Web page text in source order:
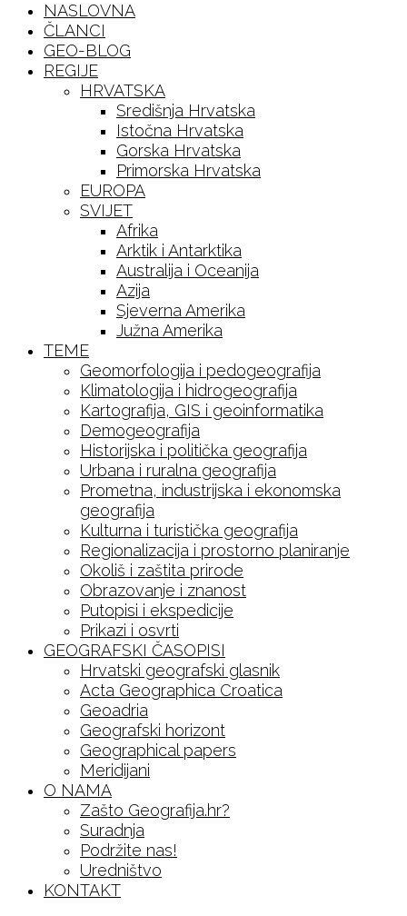
NASLOVNA
ČLANCI
GEO-BLOG
REGIJE
HRVATSKA
Središnja Hrvatska
Istočna Hrvatska
Gorska Hrvatska
Primorska Hrvatska
EUROPA
SVIJET
Afrika
Arktik i Antarktika
Australija i Oceanija
Azija
Sjeverna Amerika
Južna Amerika
TEME
Geomorfologija i pedogeografija
Klimatologija i hidrogeografija
Kartografija, GIS i geoinformatika
Demogeografija
Historijska i politička geografija
Urbana i ruralna geografija
Prometna, industrijska i ekonomska
geografija
Kulturna i turistička geografija
Regionalizacija i prostorno planiranje
Okoliš i zaštita prirode
Obrazovanje i znanost
Putopisi i ekspedicije
Prikazi i osvrti
GEOGRAFSKI ČASOPISI
Hrvatski geografski glasnik
Acta Geographica Croatica
Geoadria
Geografski horizont
Geographical papers
Meridijani
O NAMA
Zašto Geografija.hr?
Suradnja
Podržite nas!
Uredništvo
KONTAKT